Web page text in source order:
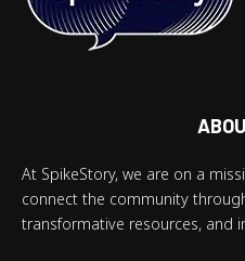
At SpikeStory, we are on a
connect the community
transformative resources, and